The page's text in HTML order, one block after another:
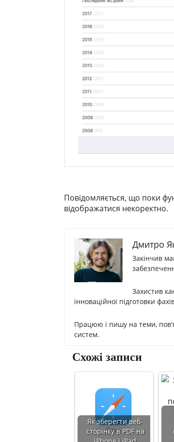
Повідомляється, що поки
відображатися некоректно.
Дмитро
Закінчив
Захистив
інноваційної підготовки
Працюю і пишу на теми,
систем.
Схожі записи
Як зберегти веб-
сторінку в PDF на